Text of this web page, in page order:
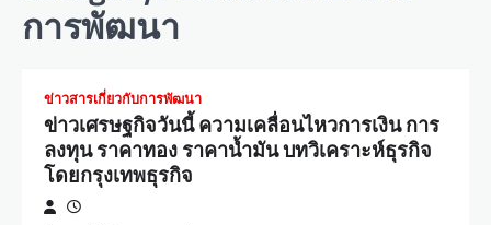
การพัฒนา
ข่าวสารเกี่ยวกับการพัฒนา
ข่าวเศรษฐกิจวันนี้ ความเคลื่อนไหวการเงิน การ
ลงทุน ราคาทอง ราคาน้ำมัน บทวิเคราะห์ธุรกิจ
โดยกรุงเทพธุรกิจ